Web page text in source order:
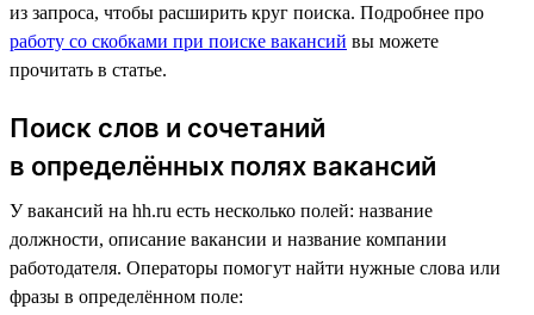
из запроса, чтобы расширить круг поиска. Подробнее про
работу со скобками при поиске вакансий вы можете
прочитать в статье.
Поиск слов и сочетаний
в определённых полях вакансий
У вакансий на hh.ru есть несколько полей: название
должности, описание вакансии и название компании
работодателя. Операторы помогут найти нужные слова или
фразы в определённом поле: